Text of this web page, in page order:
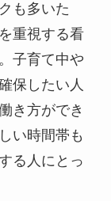
も多いた
重視する看
子育て中や
保したい人
き方ができ
い時間帯も
る人にとっ